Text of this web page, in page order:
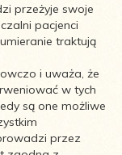
przeżyje swoje
pacjenci
traktują
i uważa, że
w tych
są one możliwe
przez